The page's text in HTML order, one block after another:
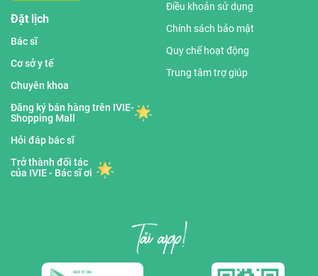
Đặt lịch
Bác sĩ
Cơ sở y tế
Chuyên khoa
Đăng ký bán hàng trên IVIE-
Shopping Mall
Hỏi đáp bác sĩ
Trở thành đối tác
của IVIE - Bác sĩ ơi
Điều khoản sử dụng
Chính sách bảo mật
Quy chế hoạt động
Trung tâm trợ giúp